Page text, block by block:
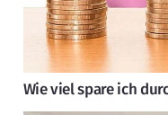
Wie viel spare ich